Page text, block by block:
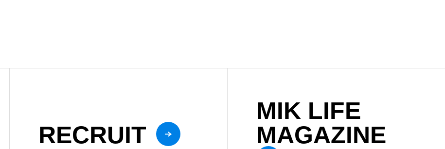
RECRUIT
MIK LIFE
MAGAZINE